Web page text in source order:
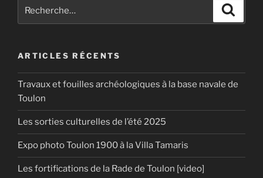
pour
ARTICLES RÉCENTS
Travaux et fouilles archéologiques à la base navale de
Toulon
Les sorties culturelles de l’été 2025
Expo photo Toulon 1900 à la Villa Tamaris
Les fortifications de la Rade de Toulon [video]